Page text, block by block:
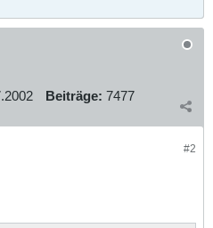
Beiträge: 7477
#2